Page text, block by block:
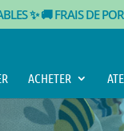
✨🚚 FRAIS DE
ACHETER